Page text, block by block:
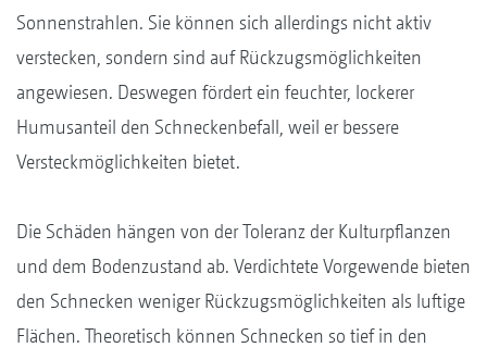
Sonnenstrahlen. Sie können sich allerdings nicht aktiv
verstecken, sondern sind auf Rückzugsmöglichkeiten
angewiesen. Deswegen fördert ein feuchter, lockerer
Humusanteil den Schneckenbefall, weil er bessere
Versteckmöglichkeiten bietet.
Die Schäden hängen von der Toleranz der Kulturpflanzen
und dem Bodenzustand ab. Verdichtete Vorgewende bieten
den Schnecken weniger Rückzugsmöglichkeiten als luftige
Flächen. Theoretisch können Schnecken so tief in den